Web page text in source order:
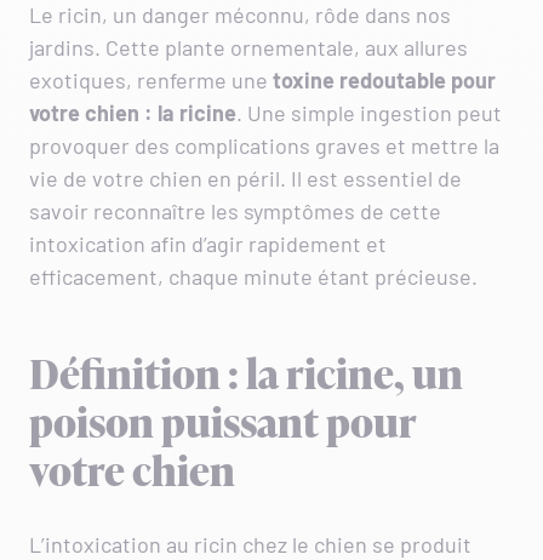
Le ricin, un danger méconnu, rôde dans nos
jardins. Cette plante ornementale, aux allures
exotiques, renferme une toxine redoutable pour
votre chien : la ricine. Une simple ingestion peut
provoquer des complications graves et mettre la
vie de votre chien en péril. Il est essentiel de
savoir reconnaître les symptômes de cette
intoxication afin d’agir rapidement et
efficacement, chaque minute étant précieuse.
Définition : la ricine, un
poison puissant pour
votre chien
L’intoxication au ricin chez le chien se produit